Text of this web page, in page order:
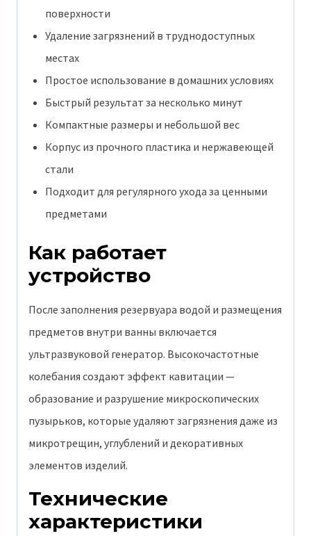
поверхности
Удаление загрязнений в труднодоступных
местах
Простое использование в домашних условиях
Быстрый результат за несколько минут
Компактные размеры и небольшой вес
Корпус из прочного пластика и нержавеющей
стали
Подходит для регулярного ухода за ценными
предметами
Как работает
устройство
После заполнения резервуара водой и размещения
предметов внутри ванны включается
ультразвуковой генератор. Высокочастотные
колебания создают эффект кавитации —
образование и разрушение микроскопических
пузырьков, которые удаляют загрязнения даже из
микротрещин, углублений и декоративных
элементов изделий.
Технические
характеристики